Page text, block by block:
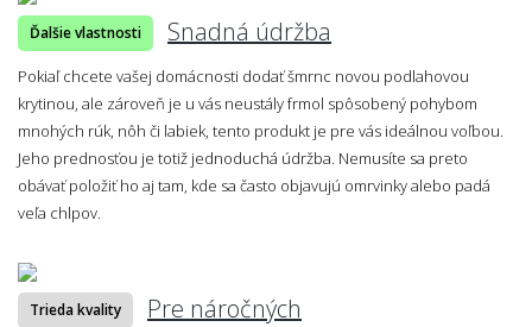
Ďalšie vlastnosti Snadná údržba
Pokiaľ chcete vašej domácnosti dodať šmrnc novou podlahovou
krytinou, ale zároveň je u vás neustály frmol spôsobený pohybom
mnohých rúk, nôh či labiek, tento produkt je pre vás ideálnou voľbou.
Jeho prednosťou je totiž jednoduchá údržba. Nemusíte sa preto
obávať položiť ho aj tam, kde sa často objavujú omrvinky alebo padá
veľa chlpov.
Trieda kvality Pre náročných